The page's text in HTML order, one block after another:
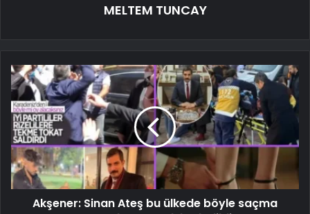
MELTEM TUNCAY
Akşener: Sinan Ateş bu ülkede böyle saçma